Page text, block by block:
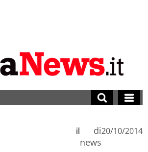
di
news
il 20/10/2014